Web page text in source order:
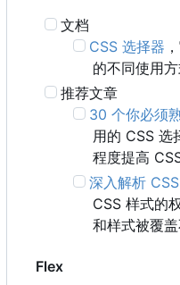
文档
CSS 选择器
的不同使用
推荐文章
30 个你必须
用的 CSS 选
程度提高
深入解析
CSS 样式的
和样式被覆
Flex